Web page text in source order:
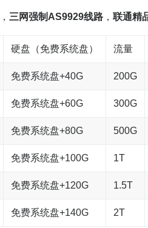
， 三网强制AS9929线路 ， 联通精
硬盘（免费系统盘） 流量
免费系统盘+40G 200G
免费系统盘+60G 300G
免费系统盘+80G 500G
免费系统盘+100G 1T
免费系统盘+120G 1.5T
免费系统盘+140G 2T